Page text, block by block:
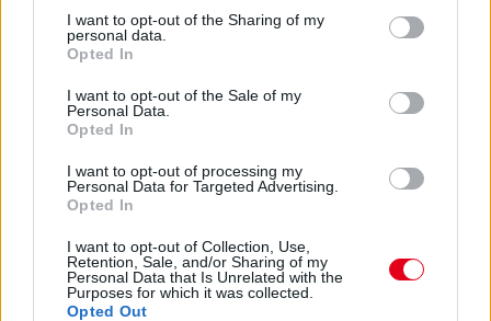
not limited to your visit or usage behaviour. You may click to
grant or deny consent to Google and its third-party tags to
use your data for below specified purposes in below Google
consent section.
I want to opt-out of the Sharing of my
personal data.
Opted In
I want to opt-out of the Sale of my
Personal Data.
Opted In
I want to opt-out of processing my
Personal Data for Targeted Advertising.
Opted In
I want to opt-out of Collection, Use,
Retention, Sale, and/or Sharing of my
Personal Data that Is Unrelated with the
Purposes for which it was collected.
Opted Out
3 napja
Marko szerint a szurkolók nem tudják, mi történik